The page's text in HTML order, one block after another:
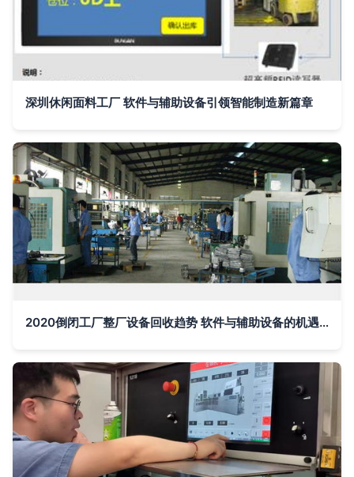
深圳休闲面料工厂 软件与辅助设备引领智能制造新篇章
2020倒闭工厂整厂设备回收趋势 软件与辅助设备的机遇与挑战